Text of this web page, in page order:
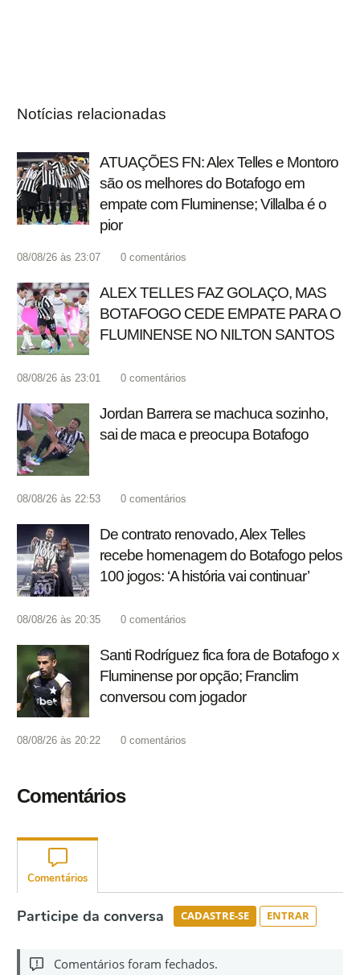
Notícias relacionadas
ATUAÇÕES FN: Alex Telles e Montoro
são os melhores do Botafogo em
empate com Fluminense; Villalba é o
pior
08/08/26 às 23:07 0 comentários
ALEX TELLES FAZ GOLAÇO, MAS
BOTAFOGO CEDE EMPATE PARA O
FLUMINENSE NO NILTON SANTOS
08/08/26 às 23:01 0 comentários
Jordan Barrera se machuca sozinho,
sai de maca e preocupa Botafogo
08/08/26 às 22:53 0 comentários
De contrato renovado, Alex Telles
recebe homenagem do Botafogo pelos
100 jogos: ‘A história vai continuar’
08/08/26 às 20:35 0 comentários
Santi Rodríguez fica fora de Botafogo x
Fluminense por opção; Franclim
conversou com jogador
08/08/26 às 20:22 0 comentários
Comentários